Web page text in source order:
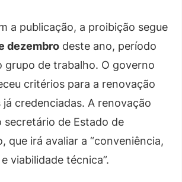
a publicação, a proibição segue
dezembro deste ano, período
grupo de trabalho. O governo
critérios para a renovação
já credenciadas. A renovação
secretário de Estado de
que irá avaliar a “conveniência,
viabilidade técnica”.